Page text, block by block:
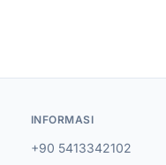
INFORMASI
+90 5413342102